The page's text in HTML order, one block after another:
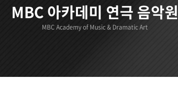
MBC 아카데미 연극 음악원
MBC Academy of Music & Dramatic Art